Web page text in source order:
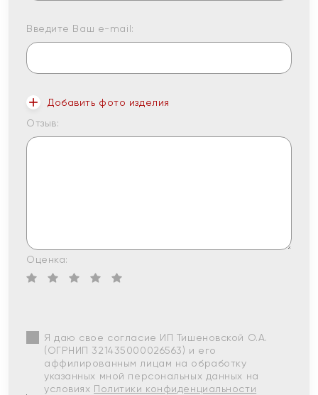
Введите Ваш e-mail:
Добавить фото изделия
Отзыв:
Оценка:
Я даю свое согласие ИП Тишеновской О.А.
(ОГРНИП 321435000026563) и его
аффилированным лицам на обработку
указанных мной персональных данных на
условиях Политики конфиденциальности